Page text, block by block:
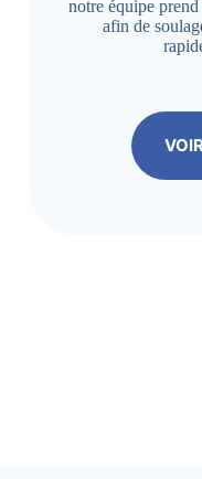
notre équipe
afin de